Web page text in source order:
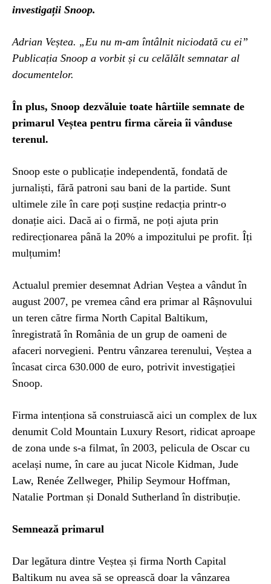
investigații Snoop.
Adrian Veștea. „Eu nu m-am întâlnit niciodată cu ei”
Publicația Snoop a vorbit și cu celălălt semnatar al
documentelor.
În plus, Snoop dezvăluie toate hârtiile semnate de
primarul Veștea pentru firma căreia îi vânduse
terenul.
Snoop este o publicație independentă, fondată de
jurnaliști, fără patroni sau bani de la partide. Sunt
ultimele zile în care poți susține redacția printr-o
donație aici. Dacă ai o firmă, ne poți ajuta prin
redirecționarea până la 20% a impozitului pe profit. Îți
mulțumim!
Actualul premier desemnat Adrian Veștea a vândut în
august 2007, pe vremea când era primar al Râșnovului
un teren către firma North Capital Baltikum,
înregistrată în România de un grup de oameni de
afaceri norvegieni. Pentru vânzarea terenului, Veștea a
încasat circa 630.000 de euro, potrivit investigației
Snoop.
Firma intenționa să construiască aici un complex de lux
denumit Cold Mountain Luxury Resort, ridicat aproape
de zona unde s-a filmat, în 2003, pelicula de Oscar cu
același nume, în care au jucat Nicole Kidman, Jude
Law, Renée Zellweger, Philip Seymour Hoffman,
Natalie Portman și Donald Sutherland în distribuție.
Semnează primarul
Dar legătura dintre Veștea și firma North Capital
Baltikum nu avea să se oprească doar la vânzarea